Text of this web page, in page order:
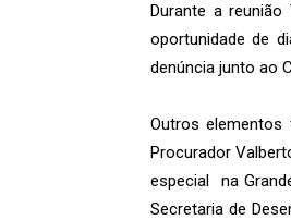
Durante a reunião
oportunidade de
denúncia junto ao
Outros elementos
Procurador
especial na
Secretaria de